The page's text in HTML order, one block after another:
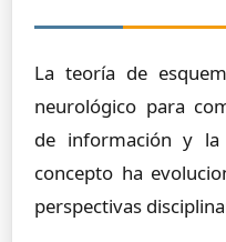
La teoría de
neurológico para
de información y la
concepto ha
perspectivas